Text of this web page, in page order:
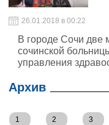
26.01.2018 в 00:22
В городе Сочи две
сочинской
управления
Архив
1
2 3